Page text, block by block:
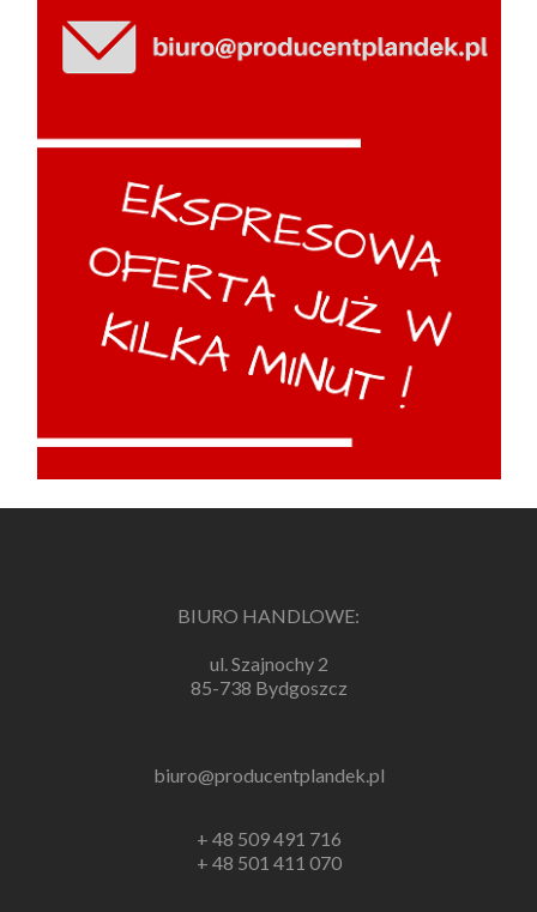
BIURO HANDLOWE:
ul. Szajnochy 2
85-738 Bydgoszcz
biuro@producentplandek.pl
+ 48 509 491 716
+ 48 501 411 070